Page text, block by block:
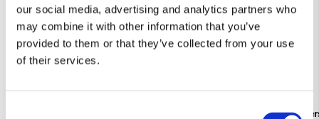
our social media, advertising and analytics partners who
may combine it with other information that you’ve
provided to them or that they’ve collected from your use
of their services.